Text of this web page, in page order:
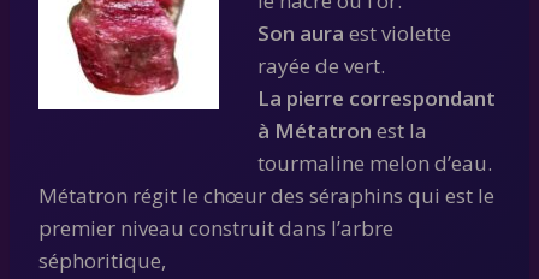
Son aura est violette
rayée de vert.
La pierre correspondant
à Métatron est la
tourmaline melon d’eau.
Métatron régit le chœur des séraphins qui est le
premier niveau construit dans l’arbre
séphoritique,